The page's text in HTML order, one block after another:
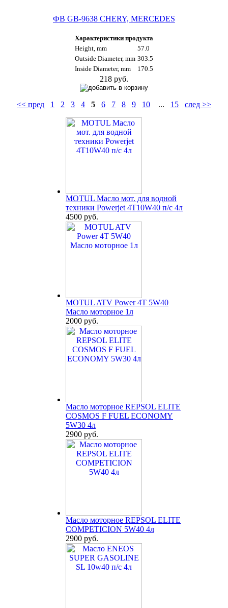
ФВ GB-9638 CHERY, MERCEDES
Характеристики продукта
Height, mm
57.0
Outside Diameter, mm 303.5
Inside Diameter, mm
170.5
218 руб.
<< пред 1 2 3 4 5 6 7 8 9 10 ... 15 след >>
MOTUL Масло мот. для водной
техники Powerjet 4T10W40 п/с 4л
4500 руб.
MOTUL ATV Power 4T 5W40
Масло моторное 1л
2000 руб.
Масло моторное REPSOL ELITE
COSMOS F FUEL ECONOMY
5W30 4л
2900 руб.
Масло моторное REPSOL ELITE
COMPETICION 5W40 4л
2900 руб.